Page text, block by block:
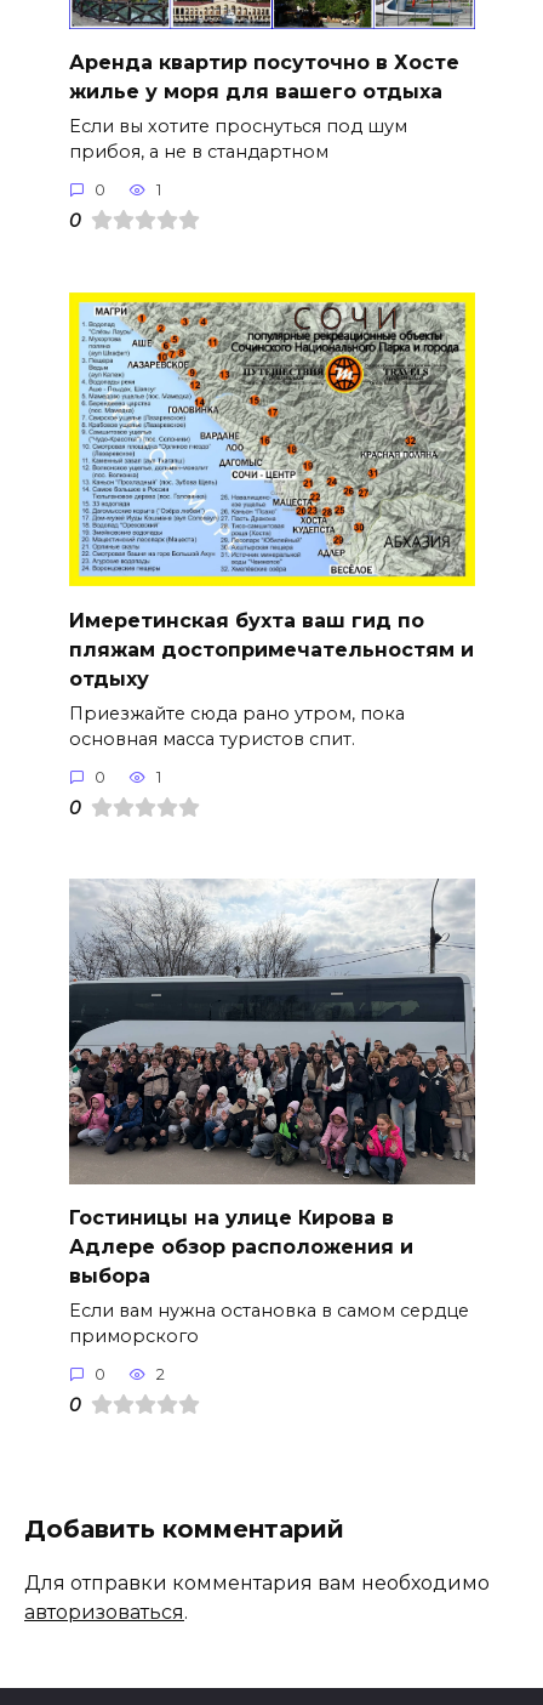
Аренда квартир посуточно в Хосте
жилье у моря для вашего отдыха
Если вы хотите проснуться под шум
прибоя, а не в стандартном
0 1
0
Имеретинская бухта ваш гид по
пляжам достопримечательностям и
отдыху
Приезжайте сюда рано утром, пока
основная масса туристов спит.
0 1
0
Гостиницы на улице Кирова в
Адлере обзор расположения и
выбора
Если вам нужна остановка в самом сердце
приморского
0 2
0
Добавить комментарий
Для отправки комментария вам необходимо
авторизоваться.